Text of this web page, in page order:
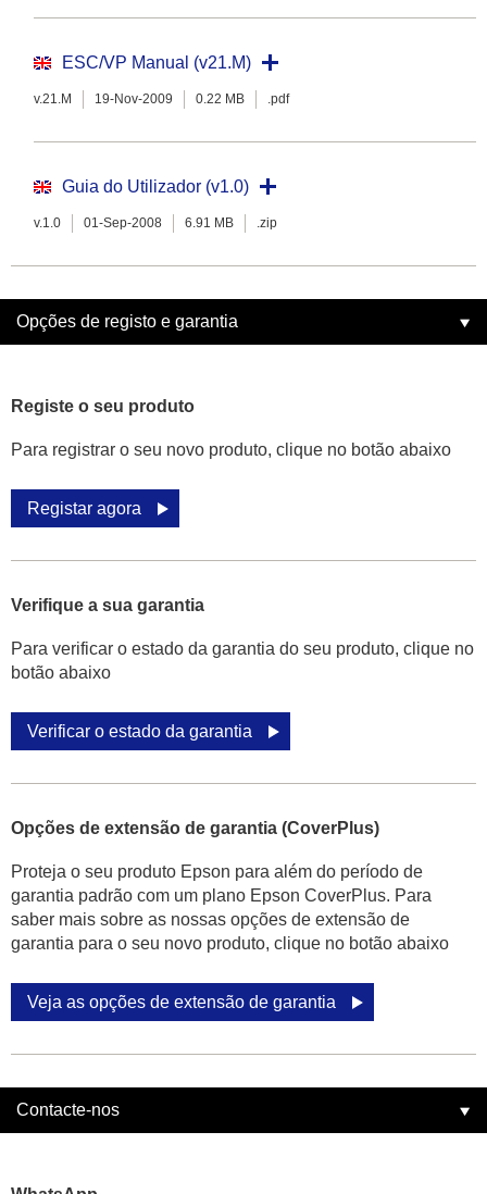
ESC/VP Manual (v21.M)
v.21.M 19-Nov-2009 0.22 MB .pdf
Guia do Utilizador (v1.0)
v.1.0 01-Sep-2008 6.91 MB .zip
Opções de registo e garantia
Registe o seu produto
Para registrar o seu novo produto, clique no botão abaixo
Registar agora
Verifique a sua garantia
Para verificar o estado da garantia do seu produto, clique no
botão abaixo
Verificar o estado da garantia
Opções de extensão de garantia (CoverPlus)
Proteja o seu produto Epson para além do período de
garantia padrão com um plano Epson CoverPlus. Para
saber mais sobre as nossas opções de extensão de
garantia para o seu novo produto, clique no botão abaixo
Veja as opções de extensão de garantia
Contacte-nos